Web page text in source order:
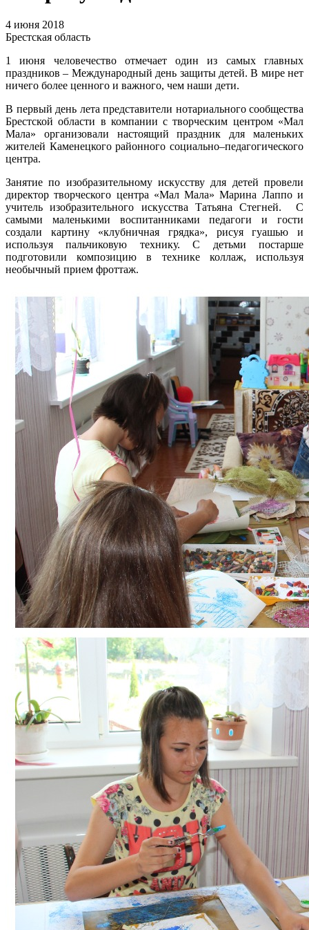
4 июня 2018
Брестская область
1 июня человечество отмечает один из самых главных
праздников – Международный день защиты детей. В мире нет
ничего более ценного и важного, чем наши дети.
В первый день лета представители нотариального сообщества
Брестской области в компании с творческим центром «Мал
Мала» организовали настоящий праздник для маленьких
жителей Каменецкого районного социально–педагогического
центра.
Занятие по изобразительному искусству для детей провели
директор творческого центра «Мал Мала» Марина Лаппо и
учитель изобразительного искусства Татьяна Стегней. С
самыми маленькими воспитанниками педагоги и гости
создали картину «клубничная грядка», рисуя гуашью и
используя пальчиковую технику. С детьми постарше
подготовили композицию в технике коллаж, используя
необычный прием фроттаж.